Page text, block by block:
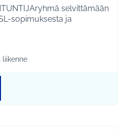
selvittämään
sopimuksesta ja
Koko Tuusula
teeman mukaan: Infra ja liikenne
liikenne